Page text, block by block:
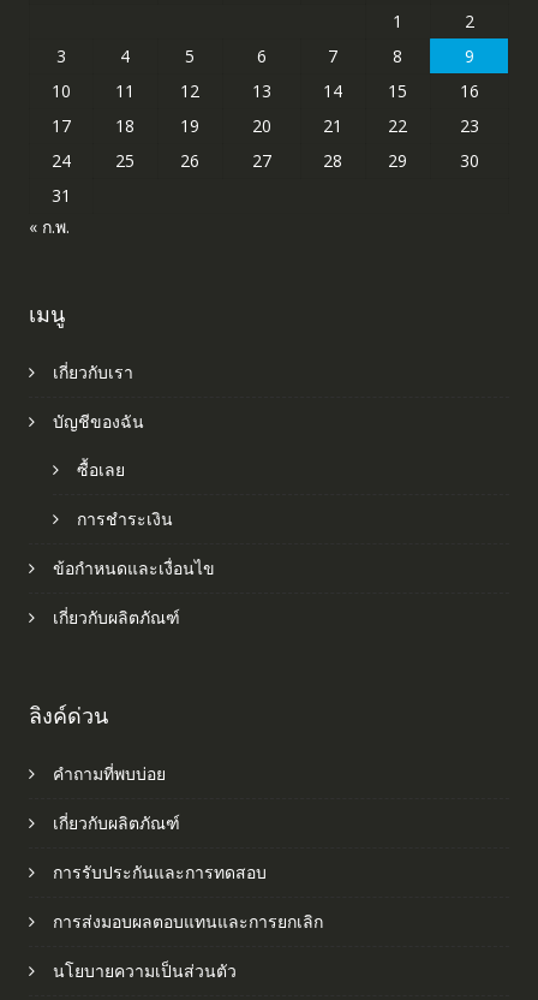
1
2
3
4 5 6 7 8
9
10
11 12 13 14 15
16
17
18 19 20 21 22
23
24
25 26 27 28 29
30
31
« ก.พ.
เมนู
เกี่ยวกับเรา
บัญชีของฉัน
ซื้อเลย
การชำระเงิน
ข้อกำหนดและเงื่อนไข
เกี่ยวกับผลิตภัณฑ์
ลิงค์ด่วน
คำถามที่พบบ่อย
เกี่ยวกับผลิตภัณฑ์
การรับประกันและการทดสอบ
การส่งมอบผลตอบแทนและการยกเลิก
นโยบายความเป็นส่วนตัว